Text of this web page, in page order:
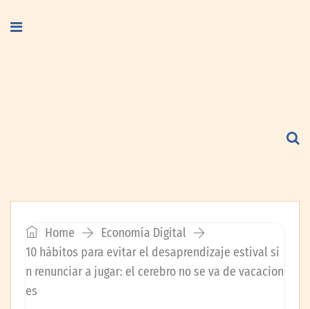
Home
Economía Digital
10 hábitos para evitar el desaprendizaje estival si
n renunciar a jugar: el cerebro no se va de vacacion
es